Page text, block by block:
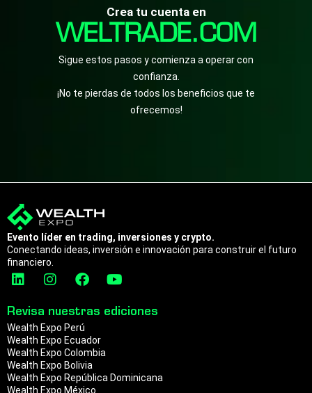
Crea tu cuenta en
WELTRADE.COM
Sigue estos pasos y comienza a operar con
confianza.
¡No te pierdas de todos los beneficios que te
ofrecemos!
Evento líder en trading, inversiones y crypto.
Conectando ideas, inversión e innovación para construir el futuro
financiero.
L
i
k
e
d
i
n
I
n
t
a
g
r
a
m
F
a
e
b
o
o
k
Y
o
u
t
Revisa nuestras ediciones
Wealth Expo Perú
Wealth Expo Ecuador
Wealth Expo Colombia
Wealth Expo Bolivia
Wealth Expo República Dominicana
Wealth Expo México